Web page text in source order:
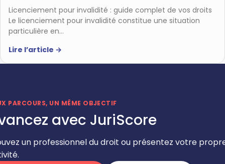
Licenciement pour invalidité : guide complet de vos droits
Le licenciement pour invalidité constitue une situation
particulière en…
Lire l’article →
PARCOURS, UN MÊME OBJECTIF
avec JuriScore
un professionnel du droit ou présentez votre